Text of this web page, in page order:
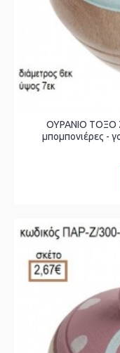
ΟΥΡΑΝΙΟ ΤΟΞΟ
μπομπονιέρες -